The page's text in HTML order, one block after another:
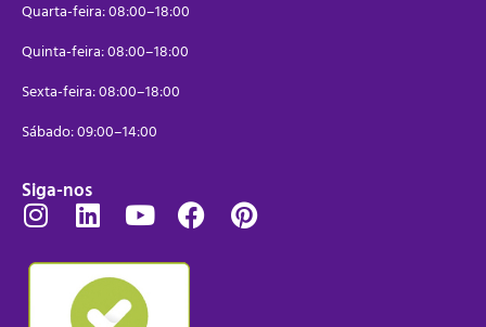
Quarta-feira: 08:00–18:00
Quinta-feira: 08:00–18:00
Sexta-feira: 08:00–18:00
Sábado: 09:00–14:00
Siga-nos